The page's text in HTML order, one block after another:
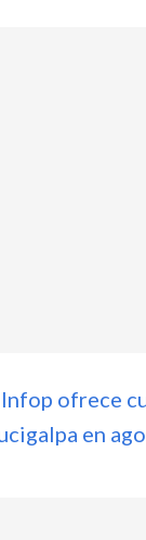
Infop ofrece
en